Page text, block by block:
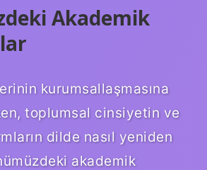
Akademik
kurumsallaşmasına
toplumsal cinsiyetin ve
dilde nasıl yeniden
akademik